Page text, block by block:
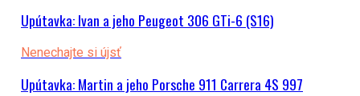
Upútavka: Ivan a jeho Peugeot 306 GTi-6 (S16)
Nenechajte si újsť
Upútavka: Martin a jeho Porsche 911 Carrera 4S 997